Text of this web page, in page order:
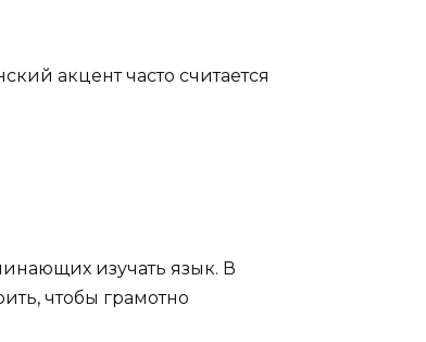
акцент часто считается
изучать язык. В
чтобы грамотно